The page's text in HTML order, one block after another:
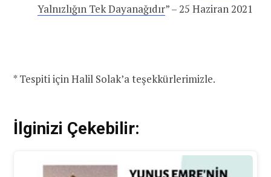
Yalnızlığın Tek Dayanağıdır” – 25 Haziran 2021
* Tespiti için Halil Solak’a teşekkürlerimizle.
İlginizi Çekebilir: